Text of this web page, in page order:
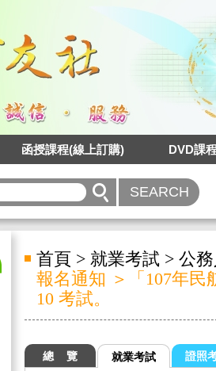
函授課程(線上訂購) DVD課
首頁 > 就業考試 > 公
報名通知 ＞「107年民
10 考試。
總 覽 就業考試 證照